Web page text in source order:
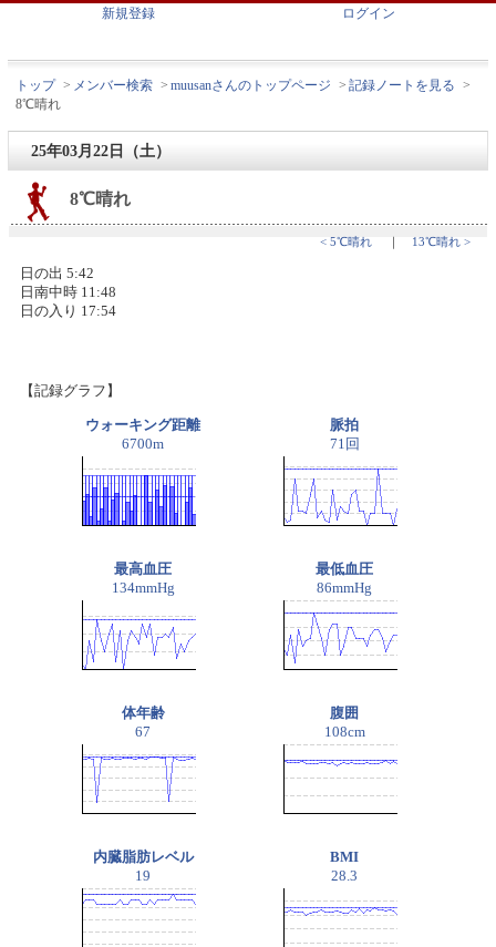
新規登録 ログイン
トップ > メンバー検索 > muusanさんのトップページ > 記録ノートを見る >
8℃晴れ
25年03月22日（土）
8℃晴れ
< 5℃晴れ ｜ 13℃晴れ >
日の出 5:42
日南中時 11:48
日の入り 17:54
【記録グラフ】
ウォーキング距離
6700m
脈拍
71回
最高血圧
134mmHg
最低血圧
86mmHg
体年齢
67
腹囲
108cm
内臓脂肪レベル
19
BMI
28.3